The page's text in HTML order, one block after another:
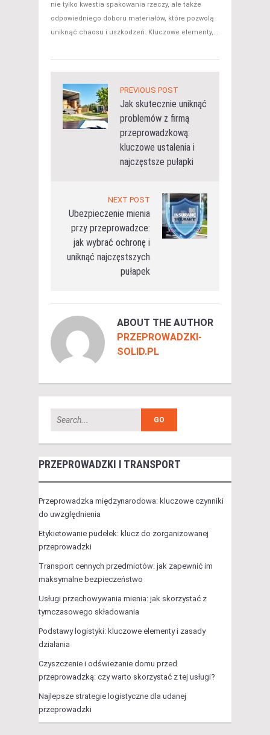
nie tylko kwestia spakowania rzeczy, ale także
odpowiedniego doboru materiałów, które pozwolą
uniknąć chaosu i uszkodzeń. Kluczowe elementy,...
PREVIOUS POST
Jak skutecznie uniknąć
problemów z firmą
przeprowadzkową:
kluczowe ustalenia i
najczęstsze pułapki
NEXT POST
Ubezpieczenie mienia
przy przeprowadzce:
jak wybrać ochronę i
uniknąć najczęstszych
pułapek
ABOUT THE AUTHOR
PRZEPROWADZKI-
SOLID.PL
PRZEPROWADZKI I TRANSPORT
Przeprowadzka międzynarodowa: kluczowe czynniki
do uwzględnienia
Etykietowanie pudełek: klucz do zorganizowanej
przeprowadzki
Transport cennych przedmiotów: jak zapewnić im
maksymalne bezpieczeństwo
Usługi przechowywania mienia: jak skorzystać z
tymczasowego składowania
Podstawy logistyki: kluczowe elementy i zasady
działania
Czyszczenie i odświeżanie domu przed
przeprowadzką: czy warto skorzystać z tej usługi?
Najlepsze strategie logistyczne dla udanej
przeprowadzki